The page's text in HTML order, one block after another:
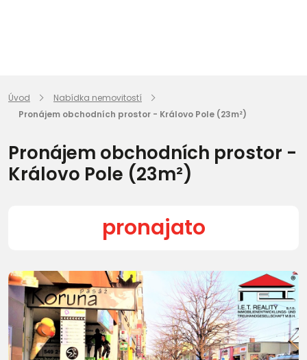
Úvod
Nabídka nemovitostí
Pronájem obchodních prostor - Královo Pole (23m²)
Pronájem obchodních prostor -
Královo Pole (23m²)
pronajato